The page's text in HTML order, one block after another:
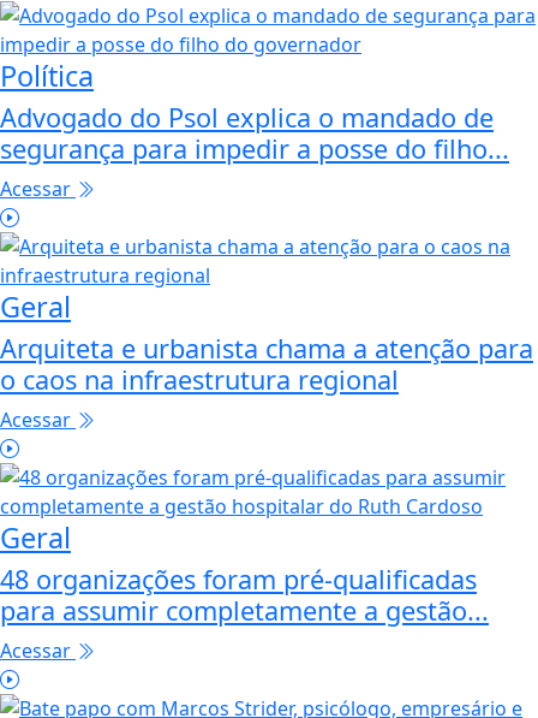
Política
Advogado do Psol explica o mandado de
segurança para impedir a posse do filho...
Acessar
Geral
Arquiteta e urbanista chama a atenção para
o caos na infraestrutura regional
Acessar
Geral
48 organizações foram pré-qualificadas
para assumir completamente a gestão...
Acessar